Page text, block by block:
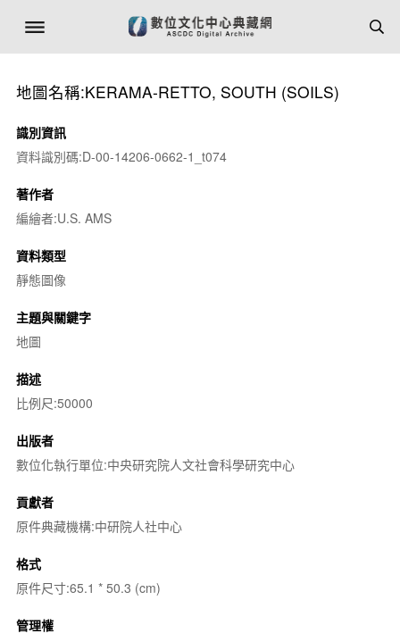
地圖名稱:KERAMA-RETTO, SOUTH (SOILS)
識別資訊
資料識別碼:D-00-14206-0662-1_t074
著作者
編繪者:U.S. AMS
資料類型
靜態圖像
主題與關鍵字
地圖
描述
比例尺:50000
出版者
數位化執行單位:中央研究院人文社會科學研究中心
貢獻者
原件典藏機構:中研院人社中心
格式
原件尺寸:65.1 * 50.3 (cm)
管理權